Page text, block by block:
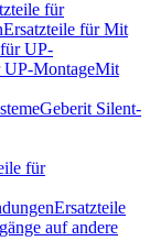
für
Ersatzteile für Mit
für UP-
UP-MontageMit
Geberit Silent-
für
Ersatzteile
auf andere